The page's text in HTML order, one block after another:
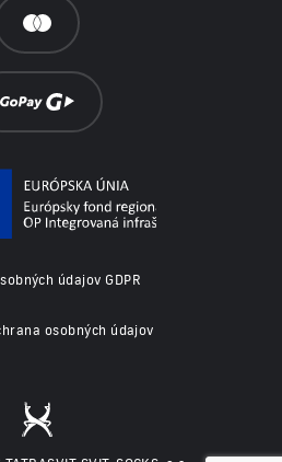
údajov GDPR
osobných údajov